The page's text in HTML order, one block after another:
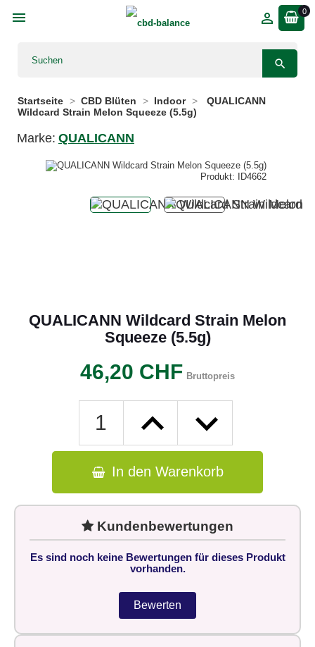
 0


Startseite CBD Blüten Indoor
QUALICANN
Wildcard Strain Melon Squeeze (5.5g)
Marke: QUALICANN
Produkt: ID4662
QUALICANN Wildcard Strain Melon
Squeeze (5.5g)
46,20 CHF Bruttopreis
In den Warenkorb
Kundenbewertungen
Es sind noch keine Bewertungen für dieses Produkt
vorhanden.
Bewerten